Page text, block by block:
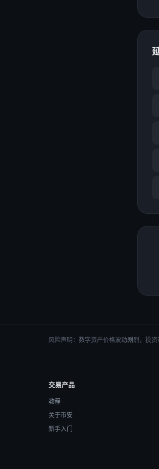
风险声明：数字资产价格波动剧烈，投资
交易产品
教程
关于币安
新手入门